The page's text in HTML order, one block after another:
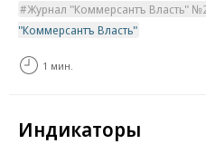
Журнал "Коммерсантъ Власть"
"Коммерсантъ Власть"
1 мин.
Индикаторы